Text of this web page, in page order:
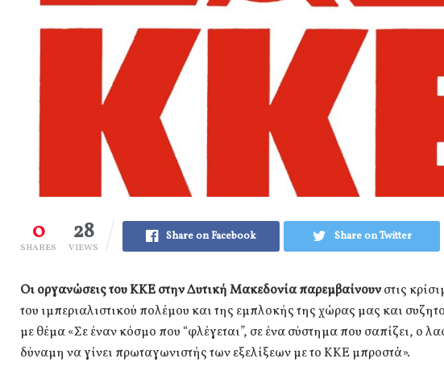
0
SHARES
28
VIEWS
Share on Facebook Share on Twitter
Οι οργανώσεις του ΚΚΕ στην Δυτική Μακεδονία παρεμβαίνουνστις
του ιμπεριαλιστικού πολέμου και της εμπλοκής της χώρας μας και
με θέμα «Σε έναν κόσμο που “φλέγεται”, σε ένα σύστημα που σαπίζει, ο
δύναμη να γίνει πρωταγωνιστής των εξελίξεων με το ΚΚΕ μπροστά».